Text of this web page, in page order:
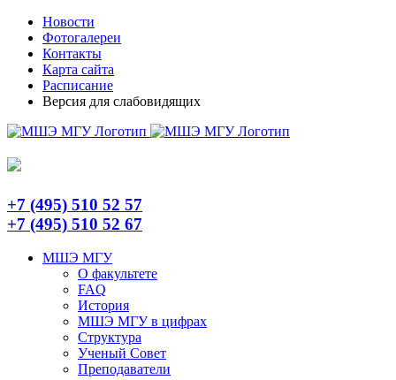
Skip
content
TelegramНовости
Фотогалереи
Контакты
Карта сайта
Расписание
Версия для слабовидящих
+7 (495) 510 52 57
+7 (495) 510 52 67
МШЭ МГУ
О факультете
FAQ
История
МШЭ МГУ в цифрах
Структура
Ученый Совет
Преподаватели